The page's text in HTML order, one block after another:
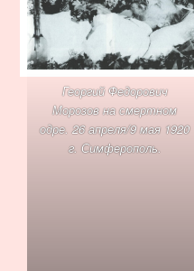
Георгий Федорович
Морозов на смертном
одре. 26 апреля/9 мая 1920
г. Симферополь.